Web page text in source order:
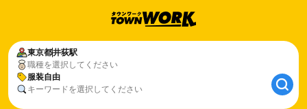
東京都井荻駅
職種を選択してください
服装自由
キーワードを選択してください